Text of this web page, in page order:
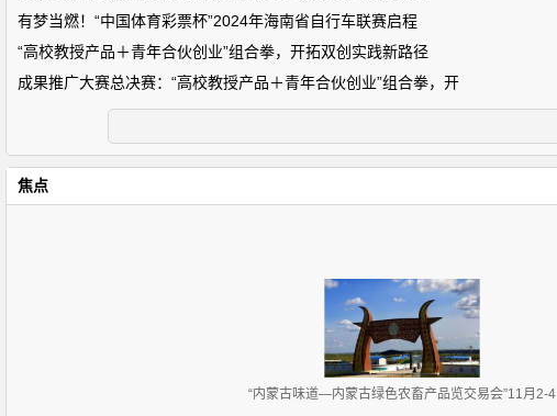
有梦当燃！“中国体育彩票杯”2024年海南省自行车联赛启程
“高校教授产品＋青年合伙创业”组合拳，开拓双创实践新路径
成果推广大赛总决赛：“高校教授产品＋青年合伙创业”组合拳，开
焦点
“内蒙古味道—内蒙古绿色农畜产品览交易会”11月2-4